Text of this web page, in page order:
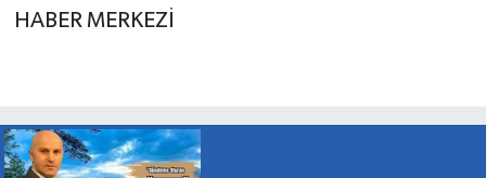
HABER MERKEZİ